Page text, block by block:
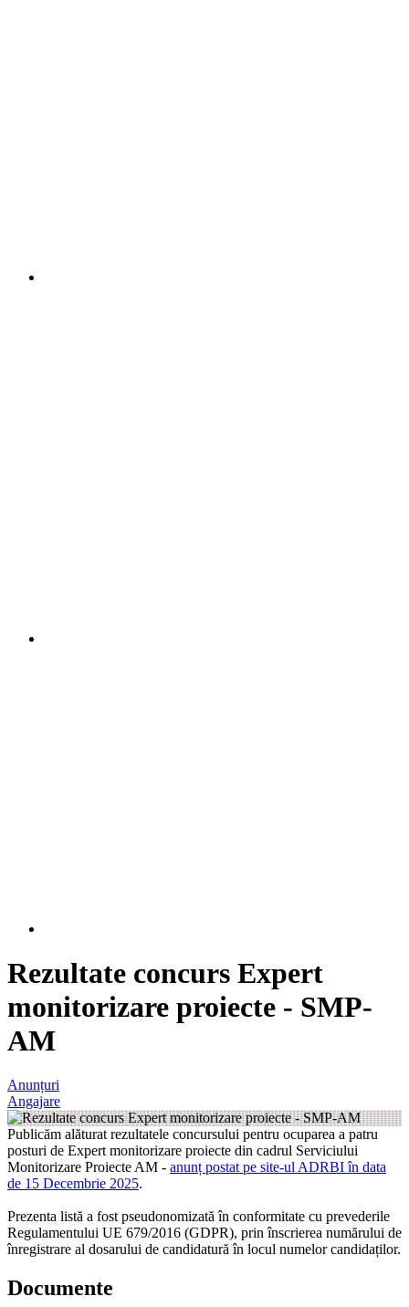
Rezultate concurs Expert
monitorizare proiecte - SMP-
AM
Anunțuri
Angajare
Publicăm alăturat rezultatele concursului pentru ocuparea a patru
posturi de Expert monitorizare proiecte din cadrul Serviciului
Monitorizare Proiecte AM - anunț postat pe site-ul ADRBI în data
de 15 Decembrie 2025.
Prezenta listă a fost pseudonomizată în conformitate cu prevederile
Regulamentului UE 679/2016 (GDPR), prin înscrierea numărului de
înregistrare al dosarului de candidatură în locul numelor candidaților.
Documente